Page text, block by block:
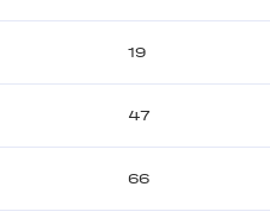
19
47
66